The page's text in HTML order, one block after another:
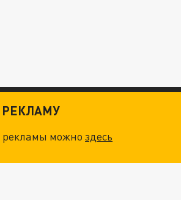
РЕКЛАМУ
рекламы можноздесь